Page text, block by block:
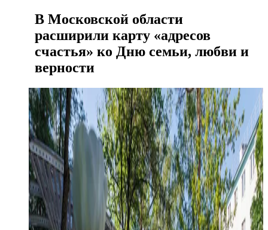
В Московской области
расширили карту «адресов
счастья» ко Дню семьи, любви и
верности